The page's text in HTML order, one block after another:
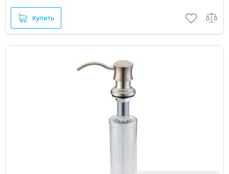
Купить